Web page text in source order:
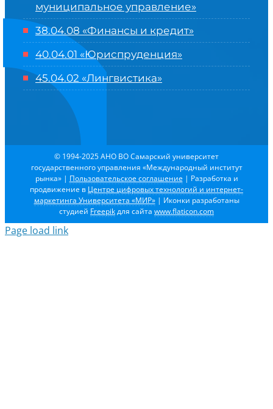
муниципальное управление»
38.04.08 «Финансы и кредит»
40.04.01 «Юриспруденция»
45.04.02 «Лингвистика»
© 1994-2025 АНО ВО Самарский университет
государственного управления «Международный институт
рынка» | Пользовательское соглашение | Разработка и
продвижение в Центре цифровых технологий и интернет-
маркетинга Университета «МИР»| Иконки разработаны
студией Freepikдля сайта www.flaticon.com
Page load link